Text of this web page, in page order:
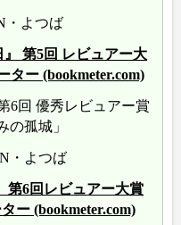
よつば
第5回 レビュアー大
ター (bookmeter.com)
6回 優秀レビュアー賞
孤城」
・よつば
6回レビュアー大賞
ー (bookmeter.com)